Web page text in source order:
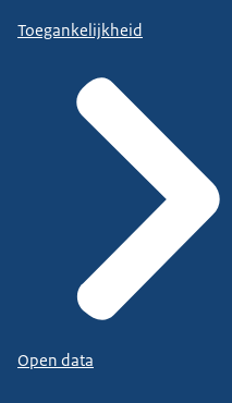
Toegankelijkheid
Open data